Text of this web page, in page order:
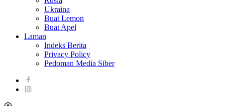
Ukraina
Buat Lemon
Buat Apel
Laman
Indeks Berita
Privacy Policy
Pedoman Media Siber